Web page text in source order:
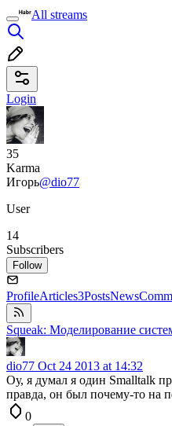
All streams
Login
35
Karma
Игорь@dio77
User
14
Subscribers
Follow
ProfileArticles3PostsNews
Squeak: Моделирование
dio77 Oct 24 2013 at 14:32
Оу, я думал я один Smalltalk
правда, он был почему-то на
0